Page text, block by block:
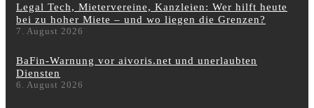
Legal Tech, Mietervereine, Kanzleien: Wer hilft heute
bei zu hoher Miete – und wo liegen die Grenzen?
7. August 2026
BaFin-Warnung vor aivoris.net und unerlaubten
Diensten
6. August 2026